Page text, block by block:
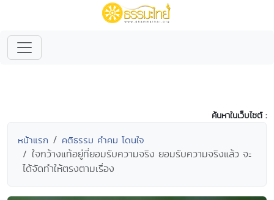
ค้นหาในเว็บไซต์ :
หน้าแรก คติธรรม คำคม โดนใจ
ใจกว้างแท้อยู่ที่ยอมรับความจริง ยอมรับความจริงแล้ว จะ
ได้จัดทำให้ตรงตามเรื่อง